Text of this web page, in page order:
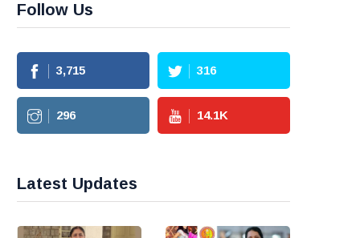
Follow Us
3,715 316
296 14.1K
Latest Updates